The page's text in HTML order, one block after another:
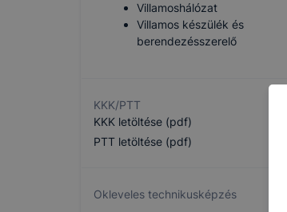
Villamoshálózat
Villamos készülék és
berendezésszerelő
KKK/PTT
KKK letöltése (pdf)
PTT letöltése (pdf)
Okleveles technikusképzés